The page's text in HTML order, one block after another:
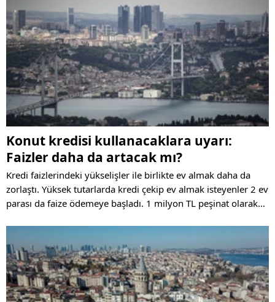
Konut kredisi kullanacaklara uyarı:
Faizler daha da artacak mı?
Kredi faizlerindeki yükselişler ile birlikte ev almak daha da
zorlaştı. Yüksek tutarlarda kredi çekip ev almak isteyenler 2 ev
parası da faize ödemeye başladı. 1 milyon TL peşinat olarak